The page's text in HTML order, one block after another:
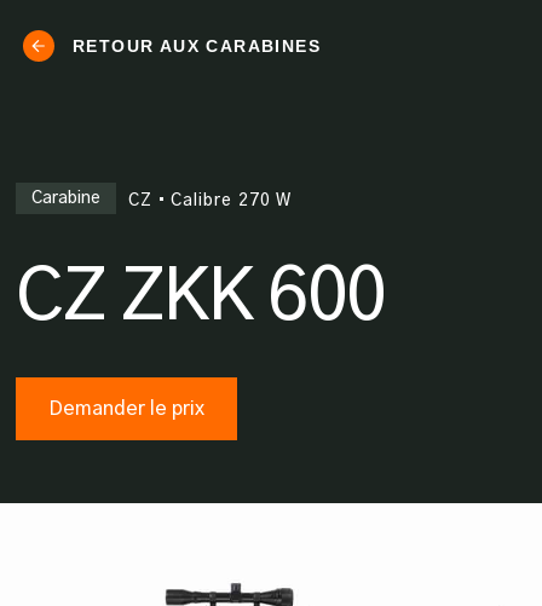
RETOUR AUX CARABINES
Carabine CZ • Calibre 270 W
CZ ZKK 600
Demander le prix